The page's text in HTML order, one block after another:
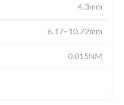
4.3mm
6.17~10.72mm
0.015NM